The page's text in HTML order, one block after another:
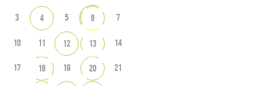
3 4 5 6 7
10 11 12 13 14
17 18 19 20 21